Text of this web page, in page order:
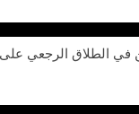
في الطلاق الرجعي